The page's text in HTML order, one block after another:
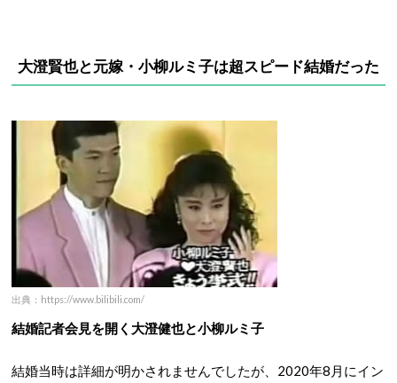
大澄賢也と元嫁・小柳ルミ子は超スピード結婚だった
出典：https://www.bilibili.com/
結婚記者会見を開く大澄健也と小柳ルミ子
結婚当時は詳細が明かされませんでしたが、2020年8月にイン